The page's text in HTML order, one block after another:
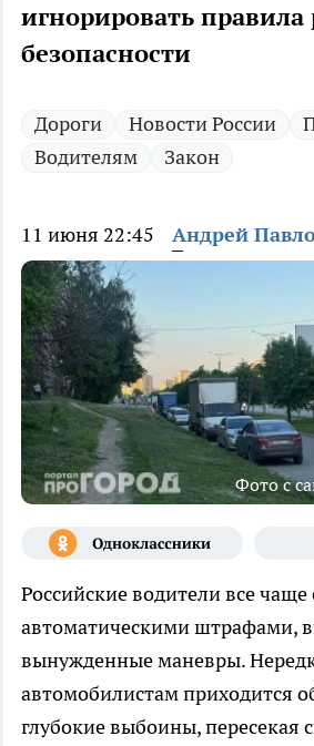
игнорировать правила
безопасности
Дороги Новости России
Водителям
Закон
11 июня 22:45 Андрей
Фото с
Российские водители все чаще
автоматическими штрафами,
вынужденные маневры.
автомобилистам приходится
глубокие выбоины,